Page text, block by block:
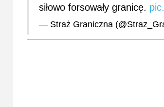
siłowo forsowały granicę.
— Straż Graniczna